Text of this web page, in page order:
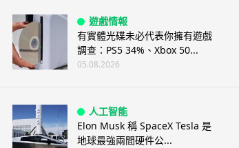
遊戲情報
有實體光碟未必代表你擁有遊戲
調查：PS5 34%、Xbox 50...
05.08.2026
人工智能
Elon Musk 稱 SpaceX Tesla 是
地球最強兩間硬件公...